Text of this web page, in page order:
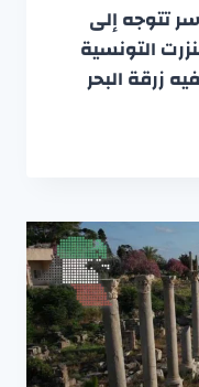
تتوجه إلى
التونسية
زرقة البحر